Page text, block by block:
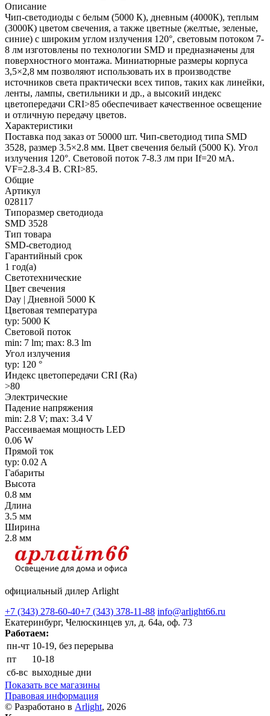
Описание
Чип-светодиоды с белым (5000 К), дневным (4000К), теплым
(3000К) цветом свечения, а также цветные (желтые, зеленые,
синие) с широким углом излучения 120°, световым потоком 7-
8 лм изготовлены по технологии SMD и предназначены для
поверхностного монтажа. Миниатюрные размеры корпуса
3,5×2,8 мм позволяют использовать их в производстве
источников света практически всех типов, таких как линейки,
ленты, лампы, светильники и др., а высокий индекс
цветопередачи CRI>85 обеспечивает качественное освещение
и отличную передачу цветов.
Характеристики
Поставка под заказ от 50000 шт. Чип-светодиод типа SMD
3528, размер 3.5×2.8 мм. Цвет свечения белый (5000 К). Угол
излучения 120°. Световой поток 7-8.3 лм при If=20 мА.
VF=2.8-3.4 В. CRI>85.
Общие
Артикул
028117
Типоразмер светодиода
SMD 3528
Тип товара
SMD-светодиод
Гарантийный срок
1 год(а)
Светотехнические
Цвет свечения
Day | Дневной 5000 K
Цветовая температура
typ: 5000 K
Световой поток
min: 7 lm; max: 8.3 lm
Угол излучения
typ: 120 °
Индекс цветопередачи CRI (Ra)
>80
Электрические
Падение напряжения
min: 2.8 V; max: 3.4 V
Рассеиваемая мощность LED
0.06 W
Прямой ток
typ: 0.02 A
Габариты
Высота
0.8 мм
Длина
3.5 мм
Ширина
2.8 мм
официальный дилер Arlight
+7 (343) 278-60-40+7 (343) 378-11-88 info@arlight66.ru
Екатеринбург, Челюскинцев ул, д. 64а, оф. 73
Работаем:
пн-чт 10-19, без перерыва
пт
10-18
сб-вс выходные дни
Показать все магазины
Правовая информация
© Разработано в Arlight, 2026